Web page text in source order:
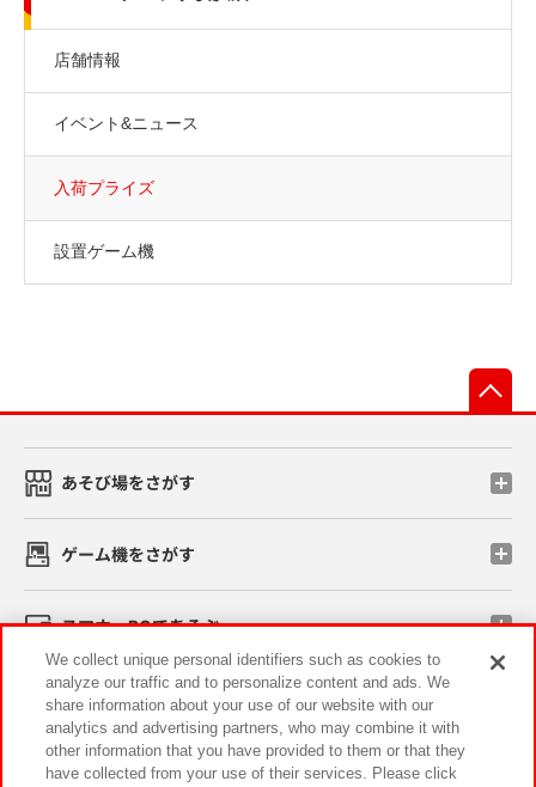
店舗情報
イベント&ニュース
入荷プライズ
設置ゲーム機
あそび場をさがす
ゲーム機をさがす
スマホ・PCであそぶ
イベント・キャンペーン
We collect unique personal identifiers such as cookies to
analyze our traffic and to personalize content and ads. We
share information about your use of our website with our
analytics and advertising partners, who may combine it with
other information that you have provided to them or that they
have collected from your use of their services. Please click